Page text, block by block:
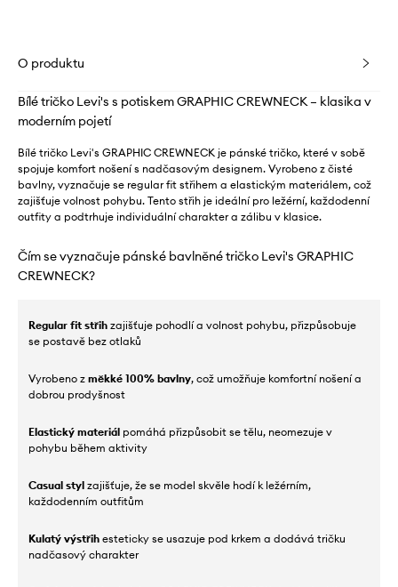
O produktu
Bílé tričko Levi's s potiskem GRAPHIC CREWNECK – klasika v
moderním pojetí
Bílé tričko Levi's GRAPHIC CREWNECK je pánské tričko, které v sobě
spojuje komfort nošení s nadčasovým designem. Vyrobeno z čisté
bavlny, vyznačuje se regular fit střihem a elastickým materiálem, což
zajišťuje volnost pohybu. Tento střih je ideální pro ležérní, každodenní
outfity a podtrhuje individuální charakter a zálibu v klasice.
Čím se vyznačuje pánské bavlněné tričko Levi's GRAPHIC
CREWNECK?
Regular fit střih zajišťuje pohodlí a volnost pohybu, přizpůsobuje
se postavě bez otlaků
Vyrobeno z měkké 100% bavlny, což umožňuje komfortní nošení a
dobrou prodyšnost
Elastický materiál pomáhá přizpůsobit se tělu, neomezuje v
pohybu během aktivity
Casual styl zajišťuje, že se model skvěle hodí k ležérním,
každodenním outfitům
Kulatý výstřih esteticky se usazuje pod krkem a dodává tričku
nadčasový charakter